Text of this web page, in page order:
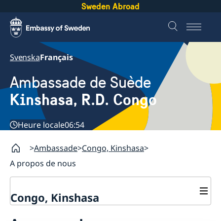
Sweden Abroad
SvenskaFrançais
Ambassade de Suède
Kinshasa, R.D. Congo
Heure locale06:54
Ambassade Congo, Kinshasa
A propos de nous
Congo, Kinshasa